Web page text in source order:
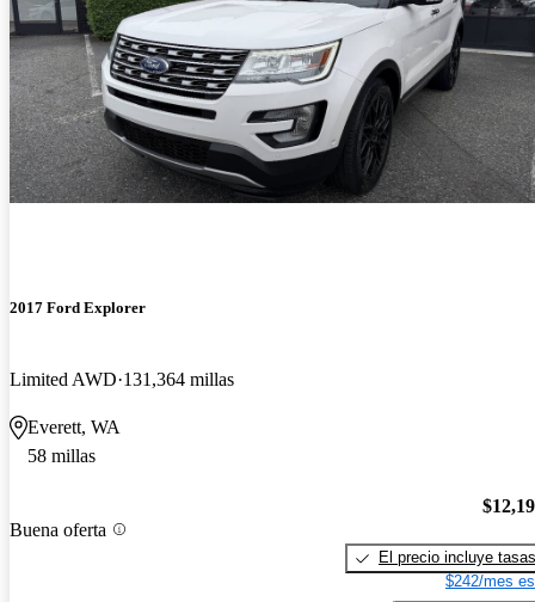
2017 Ford Explorer
Limited AWD 131,364 millas
Everett, WA
58 millas
Buena oferta
El precio incluye tasas
$242/mes